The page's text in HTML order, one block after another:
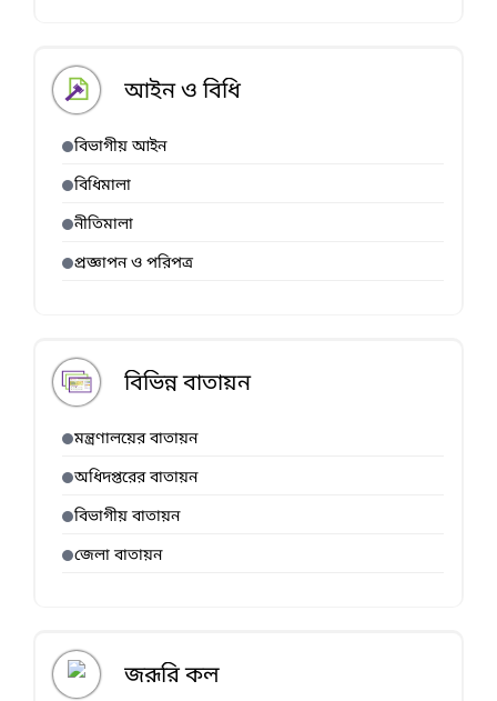
আইন ও বিধি
বিভাগীয় আইন
বিধিমালা
নীতিমালা
প্রজ্ঞাপন ও পরিপত্র
বিভিন্ন বাতায়ন
মন্ত্রণালয়ের বাতায়ন
অধিদপ্তরের বাতায়ন
বিভাগীয় বাতায়ন
জেলা বাতায়ন
জরূরি কল